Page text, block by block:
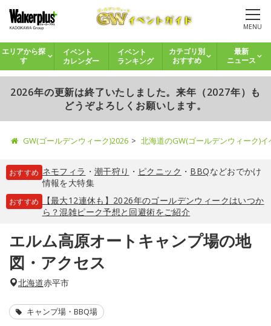
MENU
エリアから探
す
イベント
カレンダー
イベント
ランキング
カテゴリ別
おすすめ
最新
ニュース
2026年の更新は終了いたしました。来年（2027年）も
どうぞよろしくお願いします。
GW(ゴールデンウィーク)2026 北海道のGW(ゴールデンウィーク)
おすすめ ネモフィラ ・ 潮干狩り ・ ピクニック ・ BBQなどおでかけ
情報を大特集
おすすめ
【最大12連休も】2026年のゴールデンウィークはいつか
ら？混雑ピーク予想と回避術をご紹介
エルム高原オートキャンプ場の地
図・アクセス
北海道赤平市
キャンプ場・BBQ場